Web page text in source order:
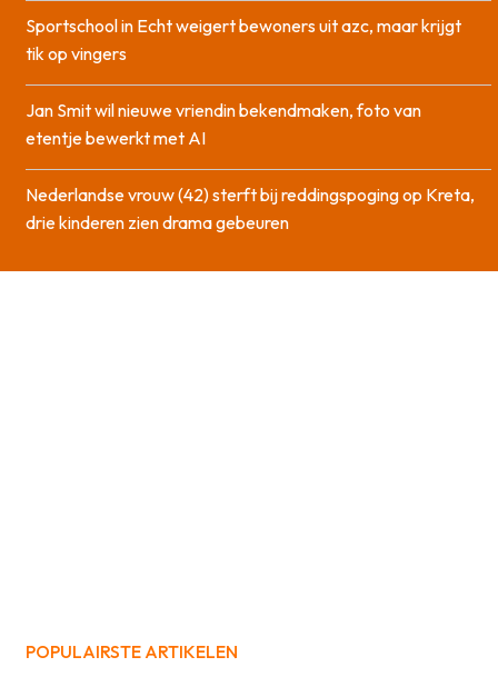
Sportschool in Echt weigert bewoners uit azc, maar krijgt
tik op vingers
Jan Smit wil nieuwe vriendin bekendmaken, foto van
etentje bewerkt met AI
Nederlandse vrouw (42) sterft bij reddingspoging op Kreta,
drie kinderen zien drama gebeuren
POPULAIRSTE ARTIKELEN